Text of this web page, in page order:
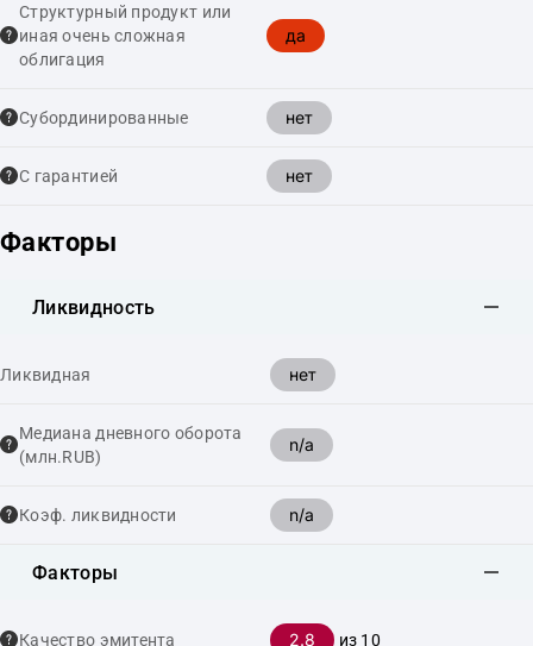
Структурный продукт или
иная очень сложная
облигация
да
Cубординированные нет
С гарантией нет
Факторы
Ликвидность
Ликвидная нет
Медиана дневного оборота
(млн.RUB)
n/a
Коэф. ликвидности n/a
Факторы
Качество эмитента 2.8 из 10